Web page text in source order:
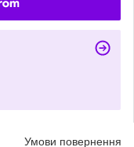
Умови повернення